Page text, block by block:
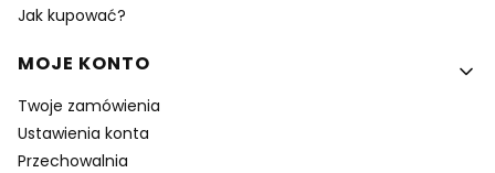
Jak kupować?
MOJE KONTO
Twoje zamówienia
Ustawienia konta
Przechowalnia